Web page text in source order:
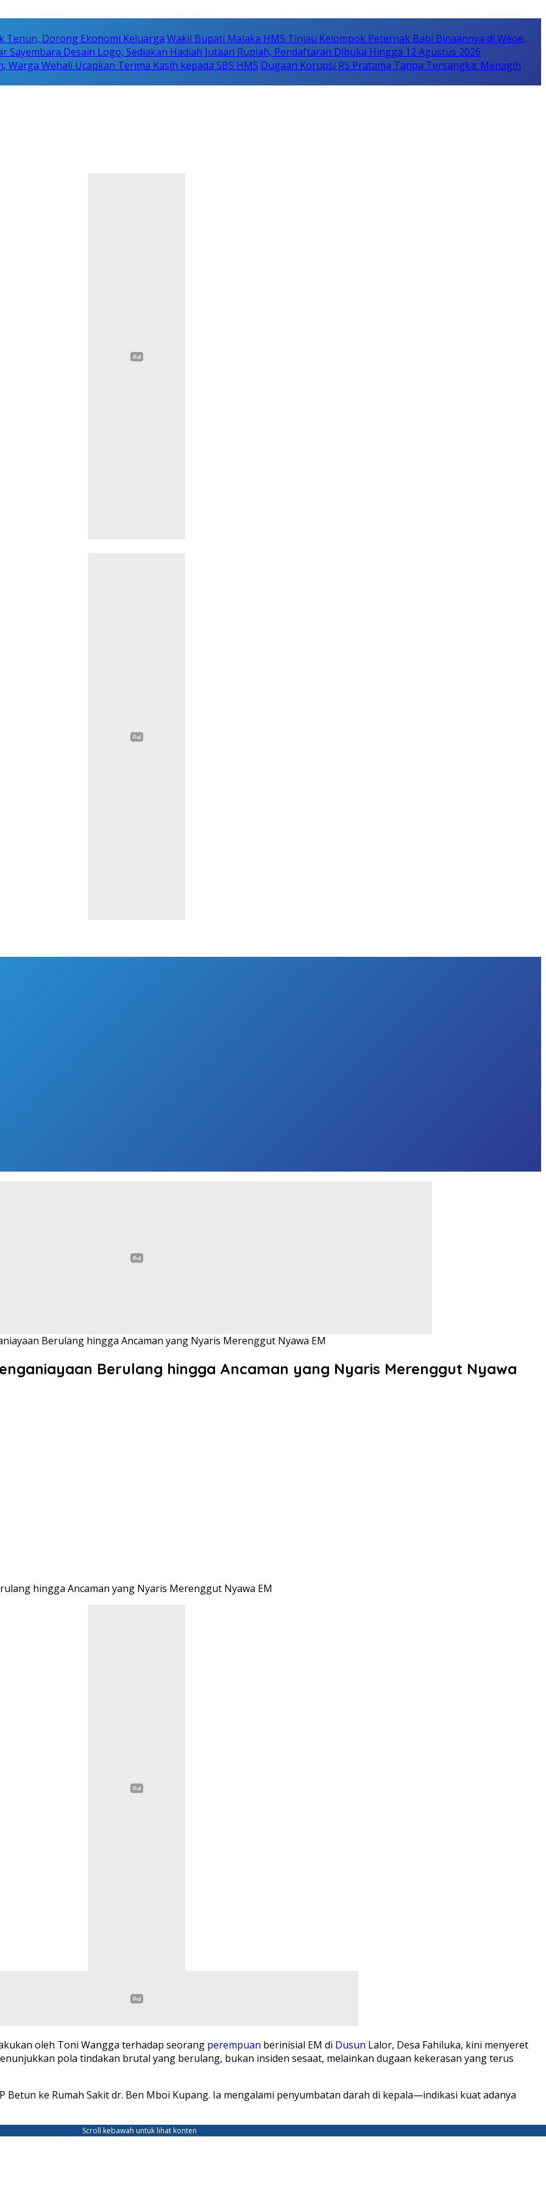
Tenun, Dorong Ekonomi Keluarga Wakil Bupati Malaka HMS Tinjau Kelompok Peternak Babi Binaannya di Weoe,
Sayembara Desain Logo, Sediakan Hadiah Jutaan Rupiah, Pendaftaran Dibuka Hingga 12 Agustus 2026
Wehali Ucapkan Terima Kasih kepada SBS HMS Dugaan Korupsi RS Pratama Tanpa Tersangka: Menagih
Berulang hingga Ancaman yang Nyaris Merenggut Nyawa EM
Berulang hingga Ancaman yang Nyaris Merenggut Nyawa
hingga Ancaman yang Nyaris Merenggut Nyawa EM
oleh Toni Wangga terhadap seorang perempuan berinisial EM di Dusun Lalor, Desa Fahiluka, kini menyeret
pola tindakan brutal yang berulang, bukan insiden sesaat, melainkan dugaan kekerasan yang terus
Betun ke Rumah Sakit dr. Ben Mboi Kupang. Ia mengalami penyumbatan darah di kepala—indikasi kuat adanya
Scroll kebawah untuk lihat konten